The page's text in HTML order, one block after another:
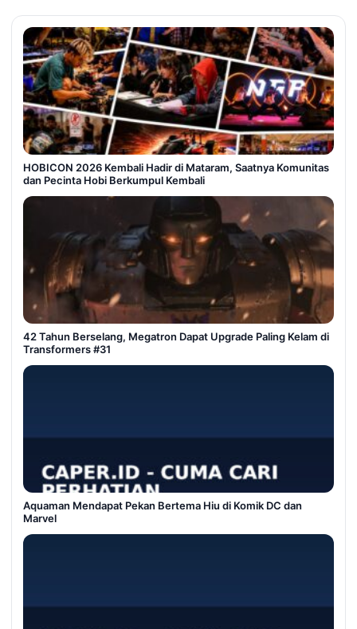
HOBICON 2026 Kembali Hadir di Mataram, Saatnya Komunitas
dan Pecinta Hobi Berkumpul Kembali
42 Tahun Berselang, Megatron Dapat Upgrade Paling Kelam di
Transformers #31
Aquaman Mendapat Pekan Bertema Hiu di Komik DC dan
Marvel